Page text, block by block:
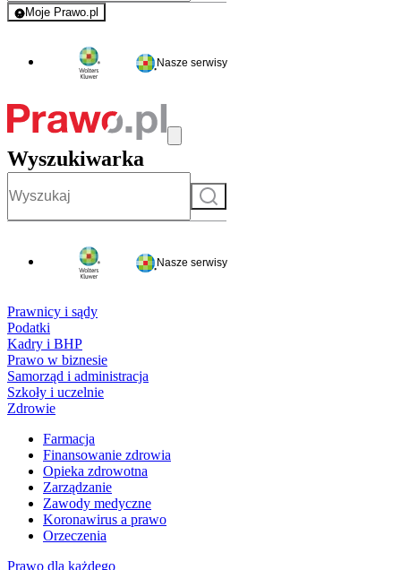
Moje Prawo.pl
- rejestracja i logowanie do serwisu
Nasze serwisy
Wyszukiwarka
Szukaj
Nasze serwisy
Prawnicy i sądy
Podatki
Kadry i BHP
Prawo w biznesie
Samorząd i administracja
Szkoły i uczelnie
Zdrowie
Farmacja
Finansowanie zdrowia
Opieka zdrowotna
Zarządzanie
Zawody medyczne
Koronawirus a prawo
Orzeczenia
Prawo dla każdego